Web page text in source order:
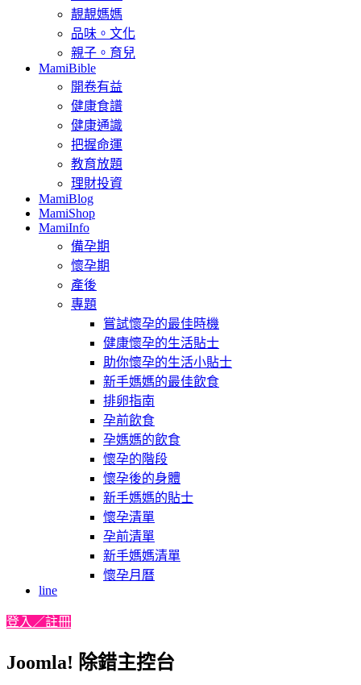
靚靚媽媽
品味。文化
親子。育兒
MamiBible
開卷有益
健康食譜
健康通識
把握命運
教育放題
理財投資
MamiBlog
MamiShop
MamiInfo
備孕期
懷孕期
產後
專題
嘗試懷孕的最佳時機
健康懷孕的生活貼士
助你懷孕的生活小貼士
新手媽媽的最佳飲食
排卵指南
孕前飲食
孕媽媽的飲食
懷孕的階段
懷孕後的身體
新手媽媽的貼士
懷孕清單
孕前清單
新手媽媽清單
懷孕月曆
line
登入／註冊
Joomla! 除錯主控台